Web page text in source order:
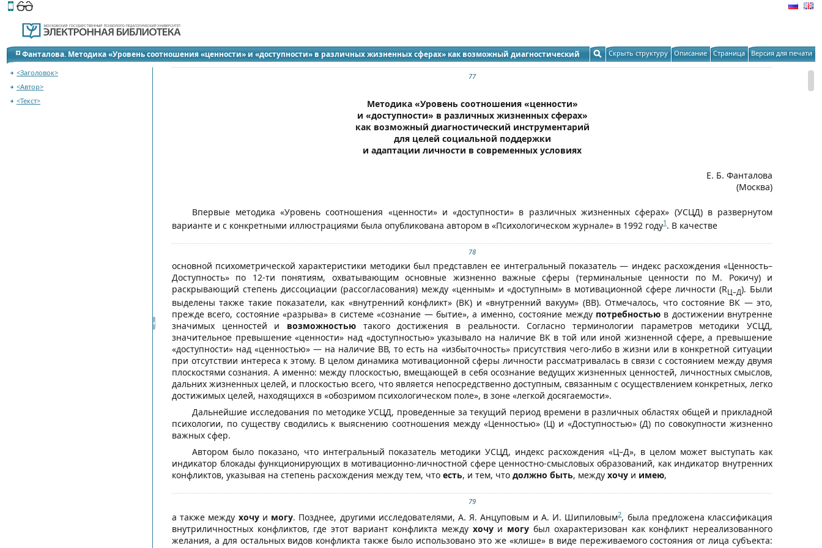
Этот сайт поддерживает
Фанталова. Методика «Уровень соотношения «ценности» и «доступности» в различных жизненных сферах» как возможный диагностический
инструментарий для целей социальной поддержки и адаптации личности в современных условиях
Скрыть структуру Описание Страница Версия для печати
<Заголовок>
<Автор>
<Текст>
77
Методика «Уровень соотношения «ценности»
и «доступности» в различных жизненных сферах»
как возможный диагностический инструментарий
для целей социальной поддержки
и адаптации личности в современных условиях
Е. Б. Фанталова
(Москва)
Впервые методика «Уровень соотношения «ценности» и «доступности» в различных жизненных сферах» (УСЦД) в развернутом
варианте и с конкретными иллюстрациями была опубликована автором в «Психологическом журнале» в 1992 году1. В качестве
78
основной психометрической характеристики методики был представлен ее интегральный показатель — индекс расхождения «Ценность–
Доступность» по 12-ти понятиям, охватывающим основные жизненно важные сферы (терминальные ценности по М. Рокичу) и
раскрывающий степень диссоциации (рассогласования) между «ценным» и «доступным» в мотивационной сфере личности (RЦ–Д). Были
выделены также такие показатели, как «внутренний конфликт» (ВК) и «внутренний вакуум» (ВВ). Отмечалось, что состояние ВК — это,
прежде всего, состояние «разрыва» в системе «сознание — бытие», а именно, состояние между потребностьюв достижении внутренне
значимых ценностей и возможностьютакого достижения в реальности. Согласно терминологии параметров методики УСЦД,
значительное превышение «ценности» над «доступностью» указывало на наличие ВК в той или иной жизненной сфере, а превышение
«доступности» над «ценностью» — на наличие ВВ, то есть на «избыточность» присутствия чего-либо в жизни или в конкретной ситуации
при отсутствии интереса к этому. В целом динамика мотивационной сферы личности рассматривалась в связи с состоянием между двумя
плоскостями сознания. А именно: между плоскостью, вмещающей в себя осознание ведущих жизненных ценностей, личностных смыслов,
дальних жизненных целей, и плоскостью всего, что является непосредственно доступным, связанным с осуществлением конкретных, легко
достижимых целей, находящихся в «обозримом психологическом поле», в зоне «легкой досягаемости».
Дальнейшие исследования по методике УСЦД, проведенные за текущий период времени в различных областях общей и прикладной
психологии, по существу сводились к выяснению соотношения между «Ценностью» (Ц) и «Доступностью» (Д) по совокупности жизненно
важных сфер.
Автором было показано, что интегральный показатель методики УСЦД, индекс расхождения «Ц–Д», в целом может выступать как
индикатор блокады функционирующих в мотивационно-личностной сфере ценностно-смысловых образований, как индикатор внутренних
конфликтов, указывая на степень расхождения между тем, что есть, и тем, что должно быть, между хочуи имею,
79
а также между хочуи могу. Позднее, другими исследователями, А. Я. Анцуповым и А. И. Шипиловым2, была предложена классификация
внутриличностных конфликтов, где этот вариант конфликта между хочуи могу был охарактеризован как конфликт нереализованного
желания, а для остальных видов конфликта также было использовано это же «клише» в виде переживаемого состояния от лица субъекта: